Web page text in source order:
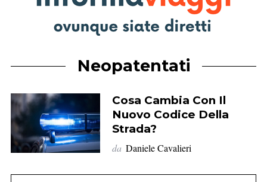
Neopatentati
Cosa Cambia Con Il
Nuovo Codice Della
Strada?
da Daniele Cavalieri